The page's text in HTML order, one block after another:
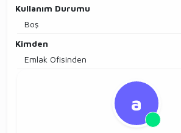
Kullanım Durumu
Boş
Kimden
Emlak Ofisinden
a